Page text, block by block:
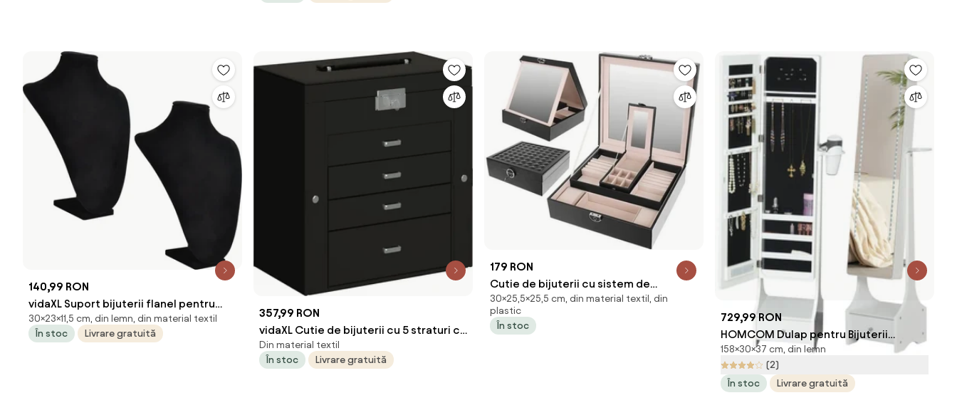
140,99 RON
vidaXL Suport bijuterii flanel pentru
colier, negru, 23 x 11,5 x 30 cm, 2 buc
30×23×11,5 cm, din lemn, din material textil
În stoc
Livrare gratuită
357,99 RON
vidaXL Cutie de bijuterii cu 5 straturi cu
oglindă încuiată neagră
Din material textil
În stoc
Livrare gratuită
179 RON
Cutie de bijuterii cu sistem de
închidere cu cheie, Negru
30×25,5×25,5 cm, din material textil, din
plastic
În stoc
729,99 RON
HOMCOM Dulap pentru Bijuterii
Reglabil cu Oglindă și Lumini LED, Spațiu
Amplu de Depozitare, Design Elegant |
Aosom Romania
158×30×37 cm, din lemn
(2)
În stoc
Livrare gratuită